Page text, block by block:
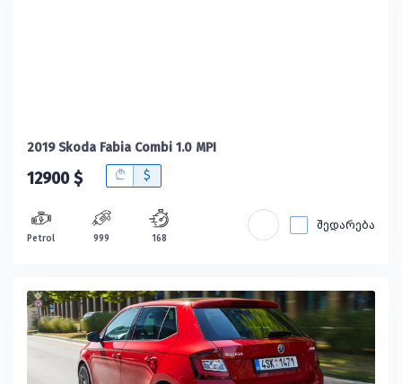
2019 Skoda Fabia Combi 1.0 MPI
12900 $ B $
Petrol 999 168
შედარება